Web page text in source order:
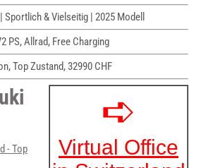
Sportlich & Vielseitig | 2025 Modell
PS, Allrad, Free Charging
Top Zustand, 32990 CHF
- Top